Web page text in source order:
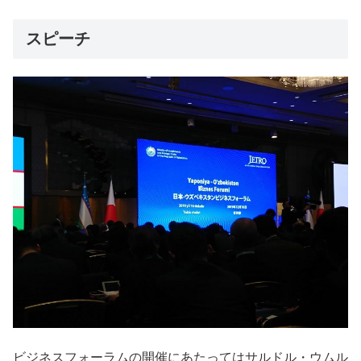
スピーチ
ビジネスフォーラムの開催にあたってはサルドル・ウムル